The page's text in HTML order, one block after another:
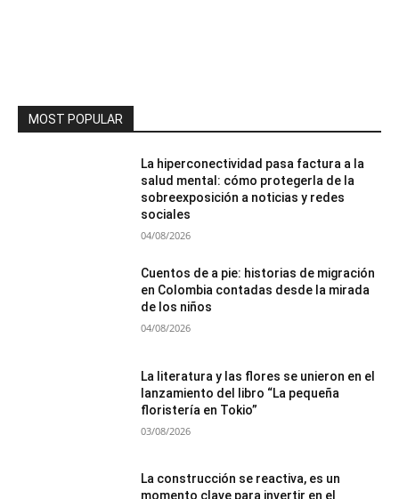
MOST POPULAR
La hiperconectividad pasa factura a la
salud mental: cómo protegerla de la
sobreexposición a noticias y redes
sociales
04/08/2026
Cuentos de a pie: historias de migración
en Colombia contadas desde la mirada
de los niños
04/08/2026
La literatura y las flores se unieron en el
lanzamiento del libro “La pequeña
floristería en Tokio”
03/08/2026
La construcción se reactiva, es un
momento clave para invertir en el